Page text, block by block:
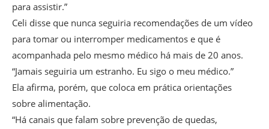
para assistir.”
Celi disse que nunca seguiria recomendações de um vídeo
para tomar ou interromper medicamentos e que é
acompanhada pelo mesmo médico há mais de 20 anos.
“Jamais seguiria um estranho. Eu sigo o meu médico.”
Ela afirma, porém, que coloca em prática orientações
sobre alimentação.
“Há canais que falam sobre prevenção de quedas,